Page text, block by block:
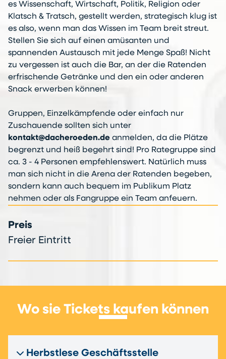
es Wissenschaft, Wirtschaft, Politik, Religion oder
Klatsch & Tratsch, gestellt werden, strategisch klug ist
es also, wenn man das Wissen im Team breit streut.
Stellen Sie sich auf einen amüsanten und
spannenden Austausch mit jede Menge Spaß! Nicht
zu vergessen ist auch die Bar, an der die Ratenden
erfrischende Getränke und den ein oder anderen
Snack erwerben können!
Gruppen, Einzelkämpfende oder einfach nur
Zuschauende sollten sich unter
kontakt@dacheroeden.de anmelden, da die Plätze
begrenzt und heiß begehrt sind! Pro Rategruppe sind
ca. 3 - 4 Personen empfehlenswert. Natürlich muss
man sich nicht in die Arena der Ratenden begeben,
sondern kann auch bequem im Publikum Platz
nehmen oder als Fangruppe ein Team anfeuern.
Preis
Freier Eintritt
Wo sie Tickets kaufen können
Herbstlese Geschäftsstelle